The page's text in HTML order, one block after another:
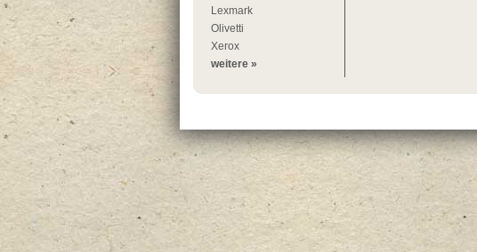
Lexmark
Olivetti
Xerox
weitere »